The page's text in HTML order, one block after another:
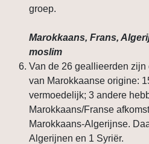
groep.
Marokkaans, Frans,
moslim
Van de 26 geallieerden zijn
van Marokkaanse origine:
vermoedelijk; 3 andere
Marokkaans/Franse
Marokkaans-Algerijnse.
Algerijnen en 1 Syriër.